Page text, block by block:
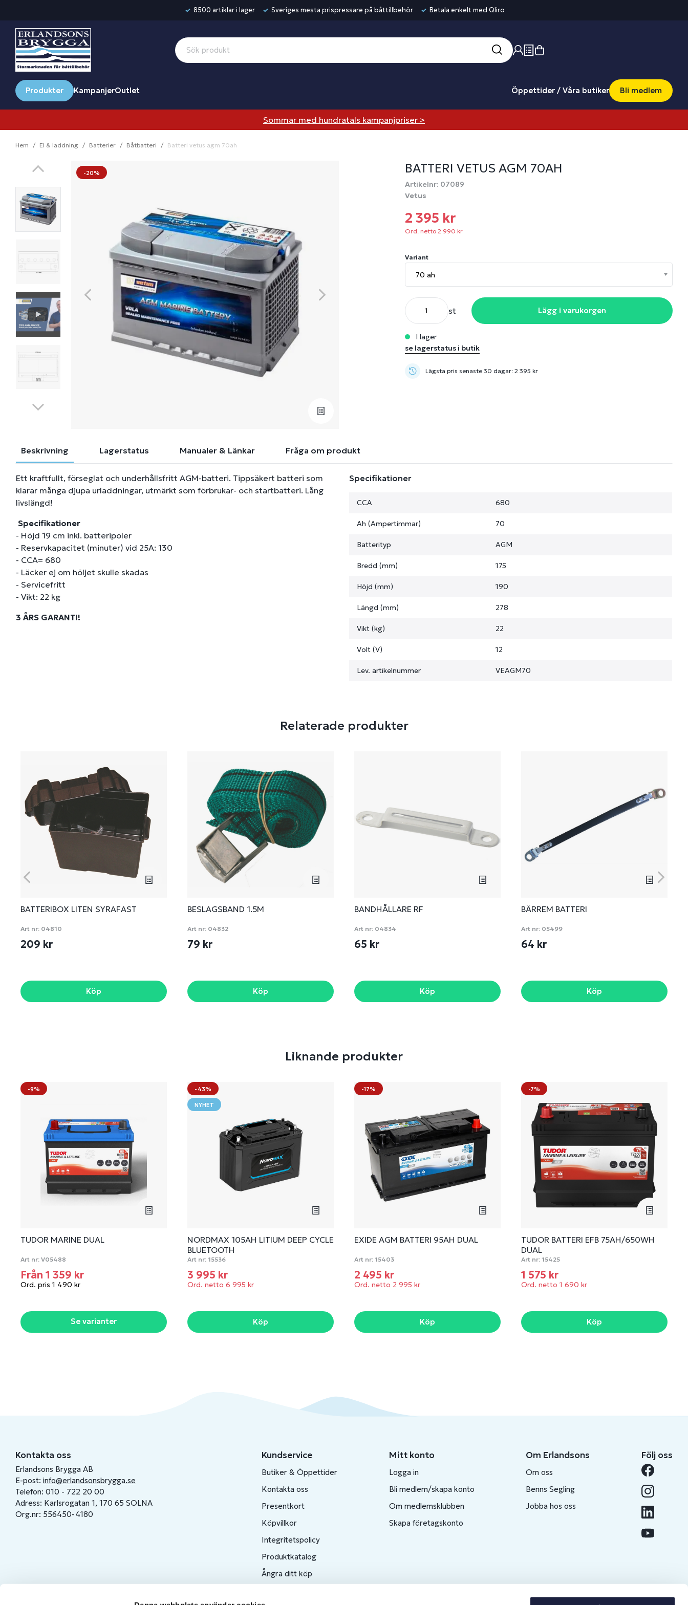
8500 artiklar i lager Sveriges mesta prispressare på båttillbehör Betala enkelt med Qliro
Produkter KampanjerOutlet Öppettider / Våra butiker Bli medlem
Sommar med hundratals kampanjpriser >
Hem El & laddning Batterier Båtbatteri Batteri vetus agm 70ah
-20% BATTERI VETUS AGM 70AH
Artikelnr: 07089
Vetus
2 395 kr
Ord. netto 2 990 kr
Variant
st Lägg i varukorgen
i lager
se lagerstatus i butik
Lägsta pris senaste 30 dagar: 2 395 kr
Beskrivning Lagerstatus Manualer & Länkar Fråga om produkt
Ett kraftfullt, förseglat och underhållsfritt AGM-batteri. Tippsäkert batteri som
klarar många djupa urladdningar, utmärkt som förbrukar- och startbatteri. Lång
livslängd!
Specifikationer
- Höjd 19 cm inkl. batteripoler
- Reservkapacitet (minuter) vid 25A: 130
- CCA= 680
- Läcker ej om höljet skulle skadas
- Servicefritt
- Vikt: 22 kg
3 ÅRS GARANTI!
Specifikationer
CCA 680
Ah (Ampertimmar) 70
Batterityp AGM
Bredd (mm) 175
Höjd (mm) 190
Längd (mm) 278
Vikt (kg) 22
Volt (V) 12
Lev. artikelnummer VEAGM70
Relaterade produkter
BATTERIBOX LITEN SYRAFAST
Art nr: 04810
209 kr
Köp
BESLAGSBAND 1.5M
Art nr: 04832
79 kr
Köp
BANDHÅLLARE RF
Art nr: 04834
65 kr
Köp
BÄRREM BATTERI
Art nr: 05499
64 kr
Köp
Liknande produkter
-9%
TUDOR MARINE DUAL
Art nr: V05488
Från 1 359 kr
Ord. pris 1 490 kr
Se varianter
-43%
NYHET
NORDMAX 105AH LITIUM DEEP CYCLE
BLUETOOTH
Art nr: 15536
3 995 kr
Ord. netto 6 995 kr
Köp
-17%
EXIDE AGM BATTERI 95AH DUAL
Art nr: 15403
2 495 kr
Ord. netto 2 995 kr
Köp
-7%
TUDOR BATTERI EFB 75AH/650WH
DUAL
Art nr: 15425
1 575 kr
Ord. netto 1 690 kr
Köp
Kontakta oss
Erlandsons Brygga AB
E-post: info@erlandsonsbrygga.se
Telefon: 010 - 722 20 00
Adress: Karlsrogatan 1, 170 65 SOLNA
Org.nr: 556450-4180
Kundservice
Butiker & Öppettider
Kontakta oss
Presentkort
Köpvillkor
Integritetspolicy
Produktkatalog
Ångra ditt köp
Mitt konto
Logga in
Bli medlem/skapa konto
Om medlemsklubben
Skapa företagskonto
Om Erlandsons
Om oss
Benns Segling
Jobba hos oss
Följ oss